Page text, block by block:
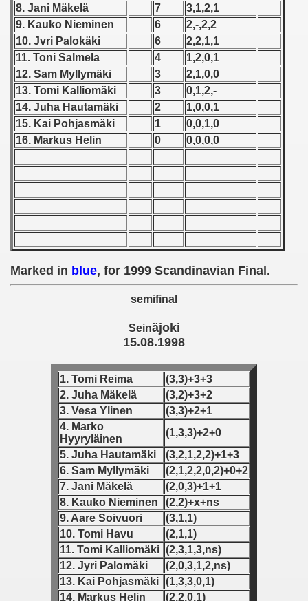
8. Jani Mäkelä
7
3,1,2,1
9. Kauko Nieminen
6
2,-,2,2
10. Jvri Palokäki
6
2,2,1,1
11. Toni Salmela
4
1,2,0,1
12. Sam Myllymäki
3
2,1,0,0
13. Tomi Kalliomäki
3
0,1,2,-
14. Juha Hautamäki
2
1,0,0,1
15. Kai Pohjasmäki
1
0,0,1,0
16. Markus Helin
0 0,0,0,0
Marked in blue, for 1999 Scandinavian Final.
semifinal
Seinäjoki
15.08.1998
1. Tomi Reima
(3,3)+3+3
2. Juha Mäkelä
(3,2)+3+2
3. Vesa Ylinen
(3,3)+2+1
4. Marko
Hyyryläinen
(1,3,3)+2+0
5. Juha Hautamäki
(3,2,1,2,2)+1+3
6. Sam Myllymäki
(2,1,2,2,0,2)+0+2
7. Jani Mäkelä
(2,0,3)+1+1
8. Kauko Nieminen
(2,2)+x+ns
9. Aare Soivuori
(3,1,1)
10. Tomi Havu
(2,1,1)
11. Tomi Kalliomäki (2,3,1,3,ns)
12. Jyri Palomäki
(2,0,3,1,2,ns)
13. Kai Pohjasmäki (1,3,3,0,1)
14. Markus Helin
(2,2,0,1)
1946
- 1952
- 1953
- 1954